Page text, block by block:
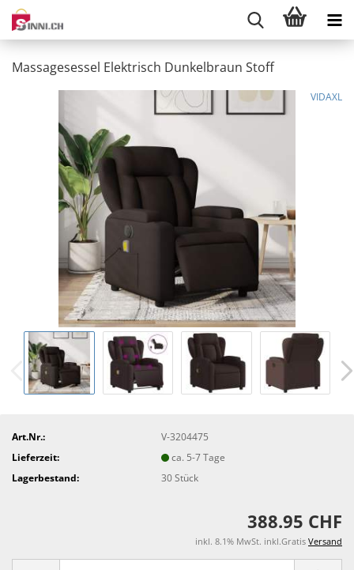
Massagesessel Elektrisch Dunkelbraun Stoff
VIDAXL
Art.Nr.:
V-3204475
Lieferzeit:
ca. 5-7 Tage
Lagerbestand:
30Stück
388.95 CHF
inkl. 8.1% MwSt. inkl.Gratis Versand